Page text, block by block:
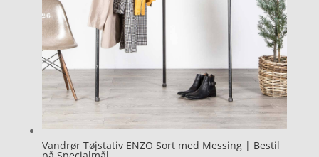
Vandrør Tøjstativ ENZO Sort med Messing | Bestil